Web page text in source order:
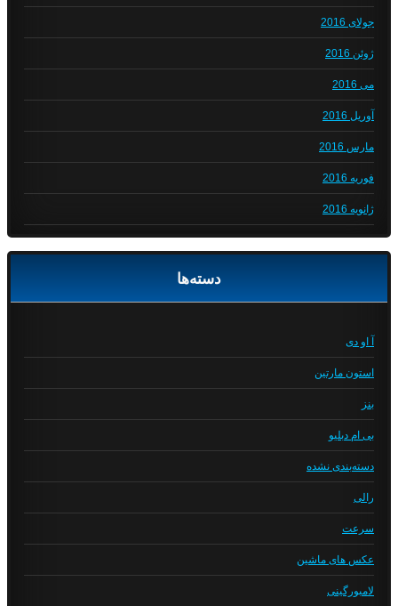
جولای 2016
ژوئن 2016
می 2016
آوریل 2016
مارس 2016
فوریه 2016
ژانویه 2016
دسته‌ها
آ او دی
استون مارتین
بنز
بی ام دبلیو
دسته‌بندی نشده
رالی
سرعت
عکس های ماشین
لامبورگینی